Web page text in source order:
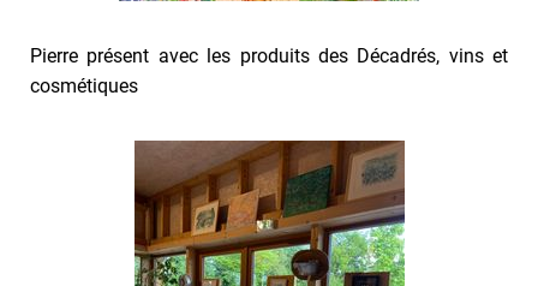
Pierre présent avec les produits des Décadrés, vins et
cosmétiques